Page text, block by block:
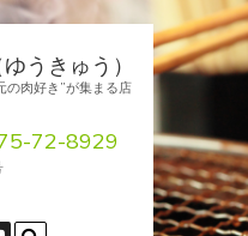
うきゅう）
の肉好き”が集まる店
72-8929